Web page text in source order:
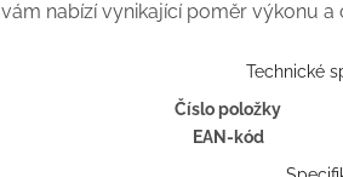
vám nabízí vynikající poměr výkonu a
Technické
Číslo položky
EAN-kód